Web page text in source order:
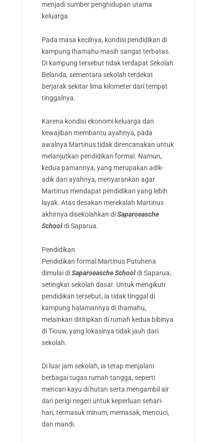
menjadi sumber penghidupan utama
keluarga.
Pada masa kecilnya, kondisi pendidikan di
kampung Ihamahu masih sangat terbatas.
Di kampung tersebut tidak terdapat Sekolah
Belanda, sementara sekolah terdekat
berjarak sekitar lima kilometer dari tempat
tinggalnya.
Karena kondisi ekonomi keluarga dan
kewajiban membantu ayahnya, pada
awalnya Martinus tidak direncanakan untuk
melanjutkan pendidikan formal. Namun,
kedua pamannya, yang merupakan adik-
adik dari ayahnya, menyarankan agar
Martinus mendapat pendidikan yang lebih
layak. Atas desakan merekalah Martinus
akhirnya disekolahkan diSaparoeasche
School di Saparua.
Pendidikan
Pendidikan formal Martinus Putuhena
dimulai diSaparoeasche Schooldi Saparua,
setingkat sekolah dasar. Untuk mengikuti
pendidikan tersebut, ia tidak tinggal di
kampung halamannya di Ihamahu,
melainkan dititipkan di rumah kedua bibinya
di Tiouw, yang lokasinya tidak jauh dari
sekolah.
Di luar jam sekolah, ia tetap menjalani
berbagai tugas rumah tangga, seperti
mencari kayu di hutan serta mengambil air
dari perigi negeri untuk keperluan sehari-
hari, termasuk minum, memasak, mencuci,
dan mandi.